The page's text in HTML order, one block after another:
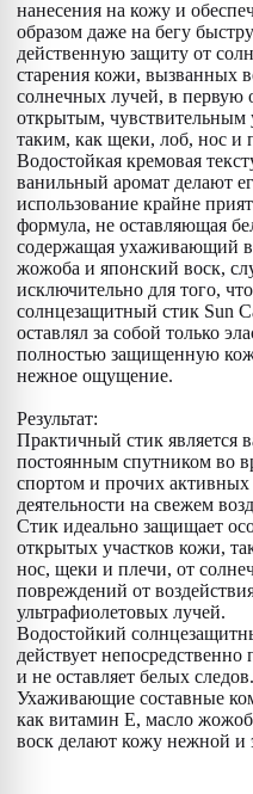
нанесения на кожу и
образом даже на бегу
действенную защиту от
старения кожи, вызванных
солнечных лучей, в первую
открытым, чувствительным
таким, как щеки, лоб, нос и
Водостойкая кремовая
ванильный аромат делают
использование крайне
формула, не оставляющая
содержащая ухаживающий
жожоба и японский воск,
исключительно для того,
солнцезащитный стик Sun
оставлял за собой только
полностью защищенную
нежное ощущение.
Результат:
Практичный стик является
постоянным спутником во
спортом и прочих активных
деятельности на свежем
Стик идеально защищает
открытых участков кожи,
нос, щеки и плечи, от
повреждений от
ультрафиолетовых лучей.
Водостойкий
действует непосредственно
и не оставляет белых следов.
Ухаживающие составные
как витамин E, масло
воск делают кожу нежной и